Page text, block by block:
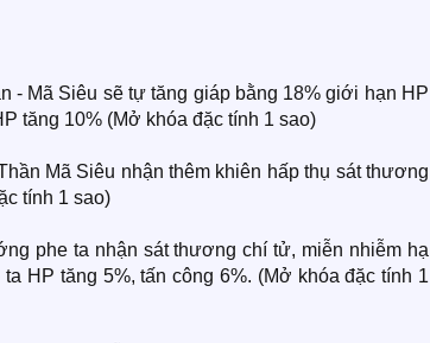
- Mã Siêu sẽ tự tăng giáp bằng 18% giới hạn HP
tăng 10% (Mở khóa đặc tính 1 sao)
Mã Siêu nhận thêm khiên hấp thụ sát thương
tính 1 sao)
phe ta nhận sát thương chí tử, miễn nhiễm hạ
HP tăng 5%, tấn công 6%. (Mở khóa đặc tính 1